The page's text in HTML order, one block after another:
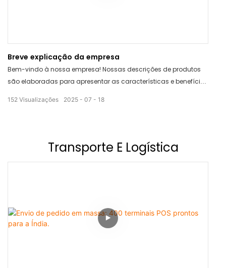
Breve explicação da empresa
Bem-vindo à nossa empresa! Nossas descrições de produtos
são elaboradas para apresentar as características e benefícios
informações detalhadas e visuais cativantes, você encontra
escolha certa para as suas necessidades.
2025 07 18
152 Visualizações
Transporte E Logística